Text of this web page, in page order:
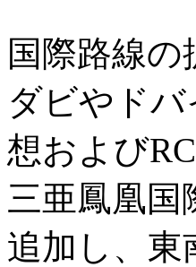
国際路線
ダビやド
想および
三亜鳳凰
追加し、